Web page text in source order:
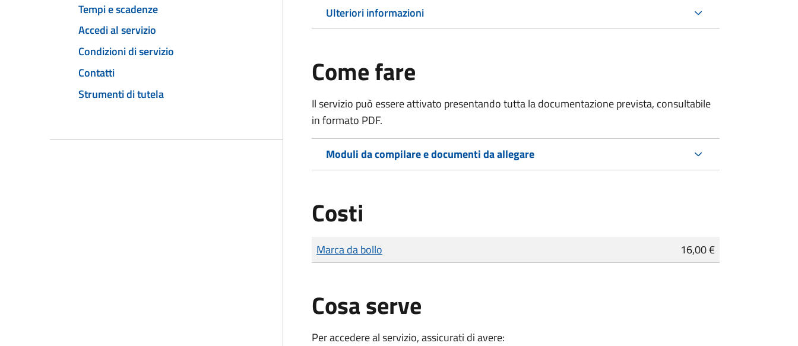
Tempi e scadenze
Accedi al servizio
Condizioni di servizio
Contatti
Strumenti di tutela
Ulteriori informazioni
Come fare
Il servizio può essere attivato presentando tutta la documentazione prevista, consultabile
in formato PDF.
Moduli da compilare e documenti da allegare
Costi
Tipo di pagamento
Importo
Marca da bollo 16,00 €
Cosa serve
Per accedere al servizio, assicurati di avere: